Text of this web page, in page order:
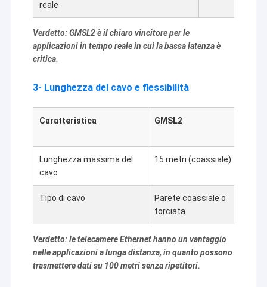
reale
Verdetto: GMSL2 è il chiaro vincitore per le
applicazioni in tempo reale in cui la bassa latenza è
critica.
3- Lunghezza del cavo e flessibilità
Caratteristica GMSL2
Lunghezza massima del
cavo
15 metri (coassiale)
Tipo di cavo
Parete coassiale o
torciata
Verdetto: le telecamere Ethernet hanno un vantaggio
nelle applicazioni a lunga distanza, in quanto possono
trasmettere dati su 100 metri senza ripetitori.